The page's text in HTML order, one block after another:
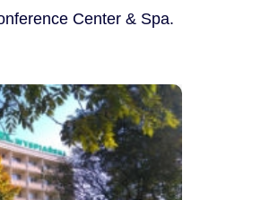
Center & Spa.